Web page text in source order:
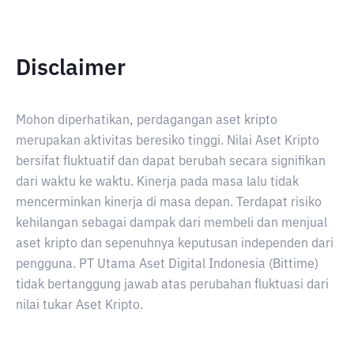
Disclaimer
Mohon diperhatikan, perdagangan aset kripto
merupakan aktivitas beresiko tinggi. Nilai Aset Kripto
bersifat fluktuatif dan dapat berubah secara signifikan
dari waktu ke waktu. Kinerja pada masa lalu tidak
mencerminkan kinerja di masa depan. Terdapat risiko
kehilangan sebagai dampak dari membeli dan menjual
aset kripto dan sepenuhnya keputusan independen dari
pengguna. PT Utama Aset Digital Indonesia (Bittime)
tidak bertanggung jawab atas perubahan fluktuasi dari
nilai tukar Aset Kripto.